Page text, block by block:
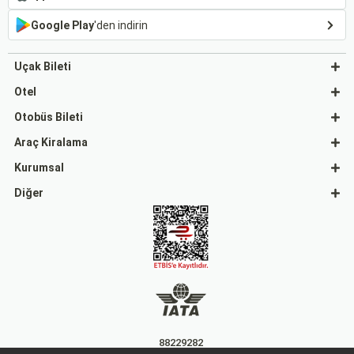
Google Play'den indirin
Uçak Bileti
Otel
Otobüs Bileti
Araç Kiralama
Kurumsal
Diğer
88229282